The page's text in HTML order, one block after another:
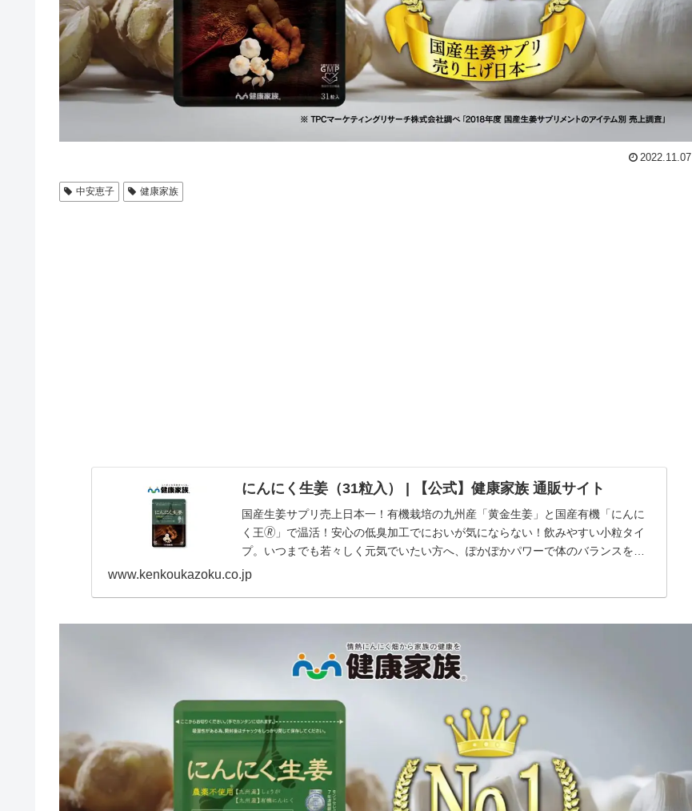
2022.11.07
中安恵子 健康家族
にんにく生姜（31粒入） | 【公式】健康家族 通販サイト
国産生姜サプリ売上日本一！有機栽培の九州産「黄金生姜」と国産有機「にんに
く王🄬」で温活！安心の低臭加工でにおいが気にならない！飲みやすい小粒タイ
プ。いつまでも若々しく元気でいたい方へ、ぽかぽかパワーで体のバランスを整
えましょう。
www.kenkoukazoku.co.jp